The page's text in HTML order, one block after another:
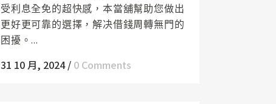
受利息全免的超快感，本當舖幫助您做出
更好更可靠的選擇，解决借錢周轉無門的
困擾。...
31 10 月, 2024/ 0 Comments